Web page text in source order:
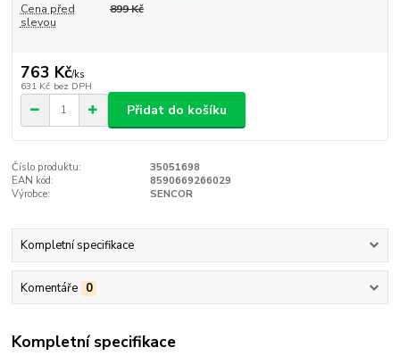
Cena před
slevou
899 Kč
763 Kč/ks
631 Kč bez DPH
Přidat do košíku
Číslo produktu:
35051698
EAN kód:
8590669266029
Výrobce:
SENCOR
Kompletní specifikace
Komentáře 0
Kompletní specifikace